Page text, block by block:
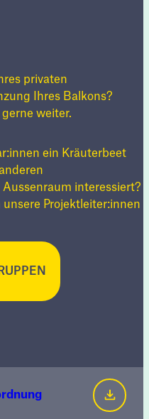
privaten
Ihres Balkons?
weiter.
ein Kräuterbeet
interessiert?
Projektleiter:innen